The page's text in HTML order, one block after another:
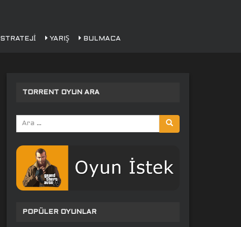
STRATEJI YARIŞ BULMACA
TORRENT OYUN ARA
Arama
yap:
POPÜLER OYUNLAR